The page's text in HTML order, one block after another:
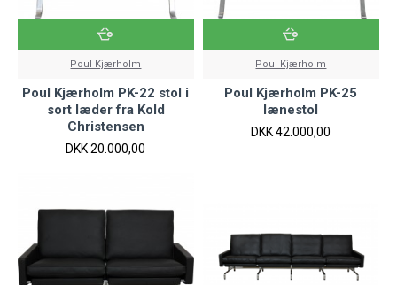
Poul Kjærholm
Poul Kjærholm PK-22 stol i
sort læder fra Kold
Christensen
DKK 20.000,00
Poul Kjærholm
Poul Kjærholm PK-25
lænestol
DKK 42.000,00